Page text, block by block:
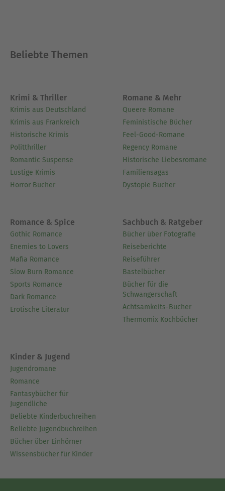
Beliebte Themen
Krimi & Thriller
Krimis aus Deutschland
Krimis aus Frankreich
Historische Krimis
Politthriller
Romantic Suspense
Lustige Krimis
Horror Bücher
Romane & Mehr
Queere Romane
Feministische Bücher
Feel-Good-Romane
Regency Romane
Historische Liebesromane
Familiensagas
Dystopie Bücher
Romance & Spice
Gothic Romance
Enemies to Lovers
Mafia Romance
Slow Burn Romance
Sports Romance
Dark Romance
Erotische Literatur
Sachbuch & Ratgeber
Bücher über Fotografie
Reiseberichte
Reiseführer
Bastelbücher
Bücher für die
Schwangerschaft
Achtsamkeits-Bücher
Thermomix Kochbücher
Kinder & Jugend
Jugendromane
Romance
Fantasybücher für
Jugendliche
Beliebte Kinderbuchreihen
Beliebte Jugendbuchreihen
Bücher über Einhörner
Wissensbücher für Kinder